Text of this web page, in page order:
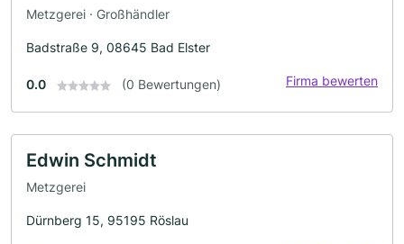
Metzgerei · Großhändler
Badstraße 9, 08645 Bad Elster
0.0 (0 Bewertungen) Firma bewerten
Edwin Schmidt
Metzgerei
Dürnberg 15, 95195 Röslau